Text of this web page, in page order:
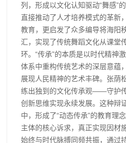
列，形成以文化认知驱动“舞感”
直接推动了人才培养模式的革新
教育，更启发了众多编导将海阳
汇，实现了传统舞蹈文化从课堂
环。“传承”的本质是以时代精神
体系中重构传统艺术的深层意蕴
展现人民精神的艺术丰碑。张荫
练出独到的文化传承观——守护
创新思维实现永续发展。这种辩
中，形成了“动态传承”的教育理
主体的核心诉求，真正实现因材
始终与时代脉搏同频共振，通过